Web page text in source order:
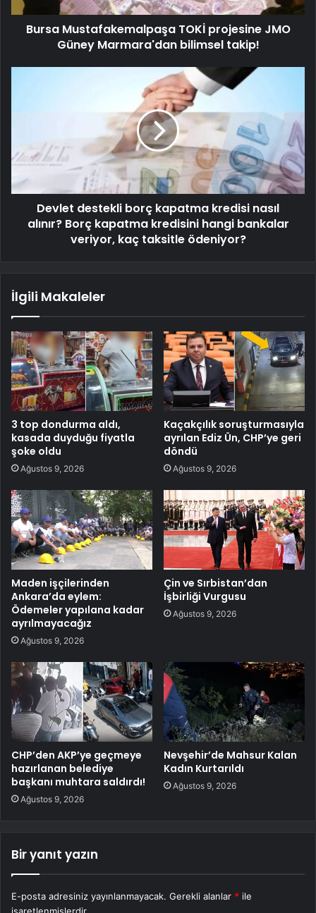
Bursa Mustafakemalpaşa TOKİ projesine JMO
Güney Marmara'dan bilimsel takip!
Devlet destekli borç kapatma kredisi nasıl
alınır? Borç kapatma kredisini hangi bankalar
veriyor, kaç taksitle ödeniyor?
İlgili Makaleler
3 top dondurma aldı,
kasada duyduğu fiyatla
şoke oldu
Ağustos 9, 2026
Kaçakçılık soruşturmasıyla
ayrılan Ediz Ün, CHP’ye geri
döndü
Ağustos 9, 2026
Maden işçilerinden
Ankara’da eylem:
Ödemeler yapılana kadar
ayrılmayacağız
Ağustos 9, 2026
Çin ve Sırbistan’dan
İşbirliği Vurgusu
Ağustos 9, 2026
CHP’den AKP’ye geçmeye
hazırlanan belediye
başkanı muhtara saldırdı!
Ağustos 9, 2026
Nevşehir’de Mahsur Kalan
Kadın Kurtarıldı
Ağustos 9, 2026
Bir yanıt yazın
E-posta adresiniz yayınlanmayacak. Gerekli alanlar * ile
işaretlenmişlerdir